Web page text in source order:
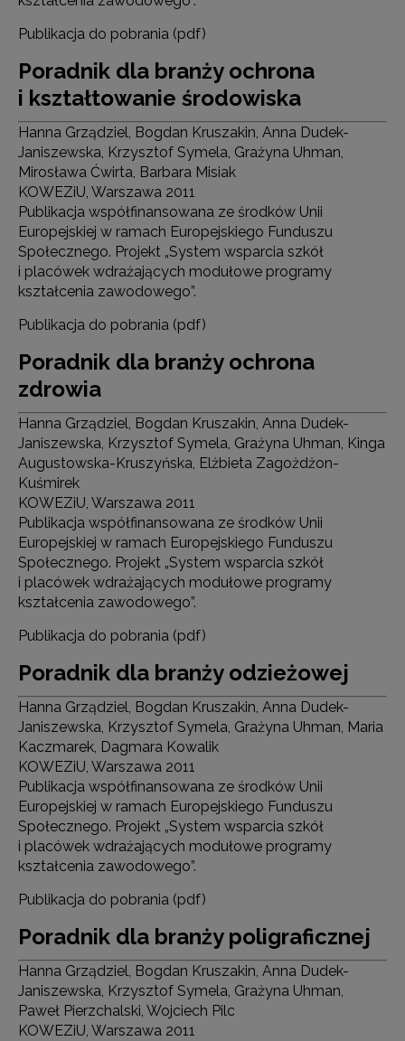
Publikacja do pobrania (pdf)
Poradnik dla branży ochrona
i kształtowanie środowiska
Hanna Grządziel, Bogdan Kruszakin, Anna Dudek-
Janiszewska, Krzysztof Symela, Grażyna Uhman,
Mirosława Ćwirta, Barbara Misiak
KOWEZiU, Warszawa 2011
Publikacja współfinansowana ze środków Unii
Europejskiej w ramach Europejskiego Funduszu
Społecznego. Projekt „System wsparcia szkół
i placówek wdrażających modułowe programy
kształcenia zawodowego”.
Publikacja do pobrania (pdf)
Poradnik dla branży ochrona
zdrowia
Hanna Grządziel, Bogdan Kruszakin, Anna Dudek-
Janiszewska, Krzysztof Symela, Grażyna Uhman, Kinga
Augustowska-Kruszyńska, Elżbieta Zagożdżon-
Kuśmirek
KOWEZiU, Warszawa 2011
Publikacja współfinansowana ze środków Unii
Europejskiej w ramach Europejskiego Funduszu
Społecznego. Projekt „System wsparcia szkół
i placówek wdrażających modułowe programy
kształcenia zawodowego”.
Publikacja do pobrania (pdf)
Poradnik dla branży odzieżowej
Hanna Grządziel, Bogdan Kruszakin, Anna Dudek-
Janiszewska, Krzysztof Symela, Grażyna Uhman, Maria
Kaczmarek, Dagmara Kowalik
KOWEZiU, Warszawa 2011
Publikacja współfinansowana ze środków Unii
Europejskiej w ramach Europejskiego Funduszu
Społecznego. Projekt „System wsparcia szkół
i placówek wdrażających modułowe programy
kształcenia zawodowego”.
Publikacja do pobrania (pdf)
Poradnik dla branży poligraficznej
Hanna Grządziel, Bogdan Kruszakin, Anna Dudek-
Janiszewska, Krzysztof Symela, Grażyna Uhman,
Paweł Pierzchalski, Wojciech Pilc
KOWEZiU, Warszawa 2011